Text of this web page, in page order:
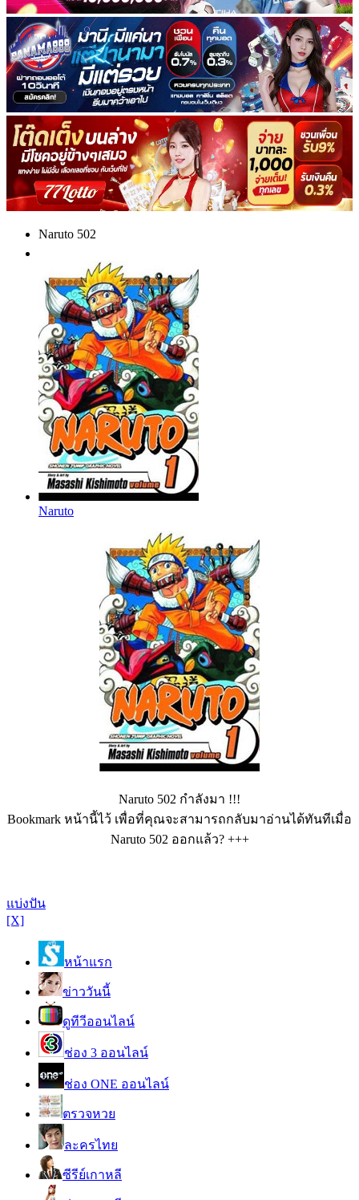
Naruto 502
Naruto
Naruto 502 กำลังมา !!!
Bookmark หน้านี้ไว้ เพื่อที่คุณจะสามารถกลับมาอ่านได้ทันทีเมื่อ
Naruto 502 ออกแล้ว?+++
แบ่งปัน
[X]
หน้าแรก
ข่าววันนี้
ดูทีวีออนไลน์
ช่อง 3 ออนไลน์
ช่อง ONE ออนไลน์
ตรวจหวย
ละครไทย
ซีรีย์เกาหลี